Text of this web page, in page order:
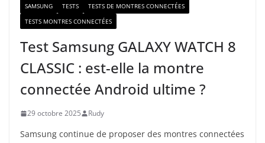
SAMSUNG TESTS
TESTS DE MONTRES CONNECTÉES
TESTS MONTRES CONNECTÉES
Test Samsung GALAXY WATCH 8
CLASSIC : est-elle la montre
connectée Android ultime ?
29 octobre 2025 Rudy
Samsung continue de proposer des montres connectées